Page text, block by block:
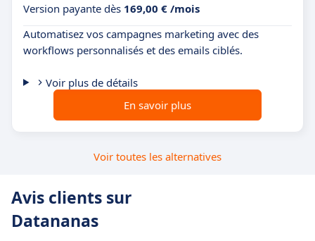
Version payante dès 169,00 € /mois
Automatisez vos campagnes marketing avec des
workflows personnalisés et des emails ciblés.
Voir plus de détails
En savoir plus
Voir toutes les alternatives
Avis clients sur
Datananas